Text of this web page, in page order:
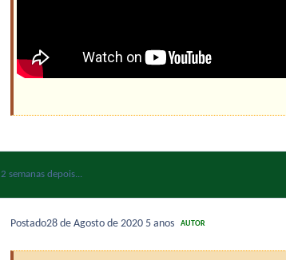
2 semanas depois...
Postado28 de Agosto de 2020 5 anos AUTOR